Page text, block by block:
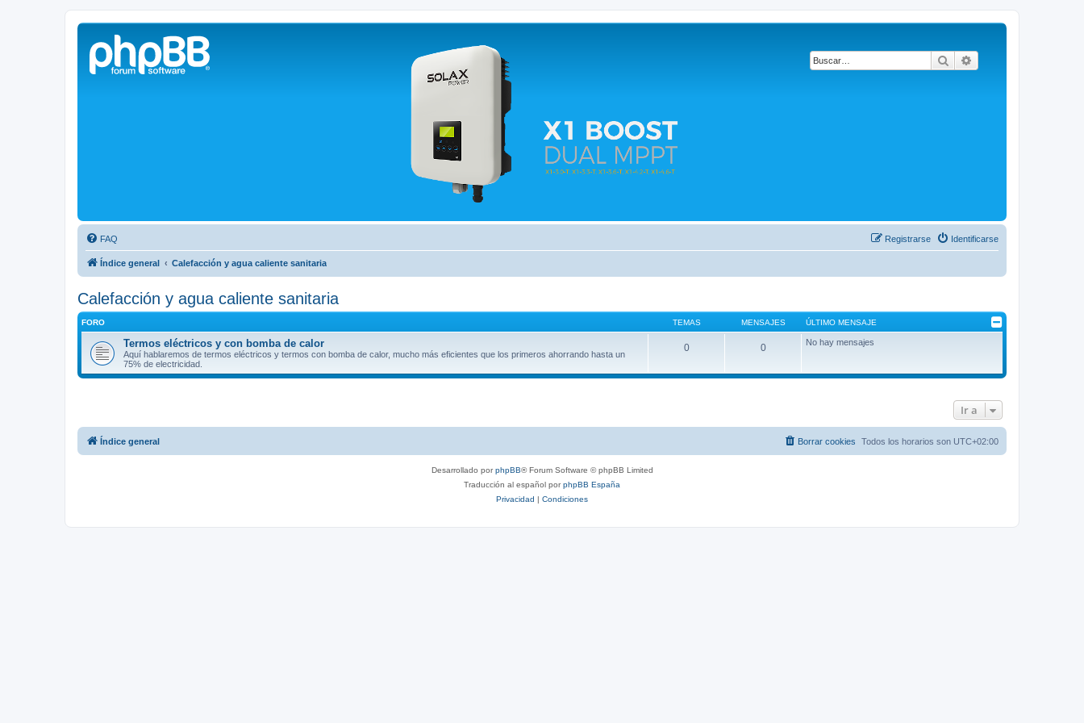
Buscar
Solax FAQ
Lugar para intercambiar dudas sobre inversores solares Solax y temas relacionados.
FAQ Identificarse
Registrarse
Índice general Calefacción y agua caliente sanitaria
Calefacción y agua caliente sanitaria
FORO TEMAS MENSAJES ÚLTIMO MENSAJE
Termos eléctricos y con bomba de calor
Aquí hablaremos de termos eléctricos y termos con bomba de calor, mucho más eficientes que los primeros ahorrando hasta un
75% de electricidad.
0 0 No hay mensajes
Ir a
Índice general Todos los horarios son UTC+02:00
Borrar cookies
Desarrollado porphpBB® Forum Software © phpBB Limited
Traducción al español porphpBB España
Privacidad | Condiciones